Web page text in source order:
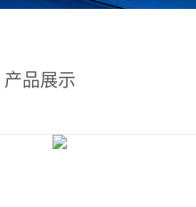
产品展示